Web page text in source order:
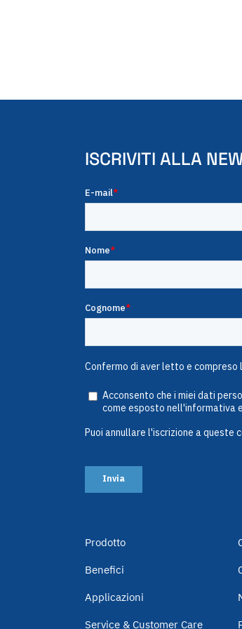
ISCRIVITI ALLA
Prodotto
Benefici
Applicazioni
Service & Customer Care